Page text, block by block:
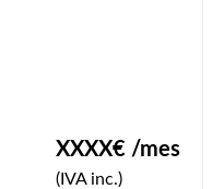
XXXX€ /mes
(IVA inc.)